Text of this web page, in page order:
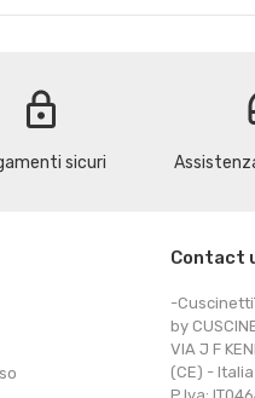
lock
sicuri
Contact
-
by
VIA J F
(CE) - Italia